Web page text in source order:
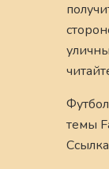
темы